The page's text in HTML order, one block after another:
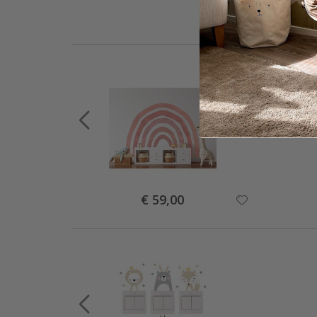
Special
Price
€ 59,00